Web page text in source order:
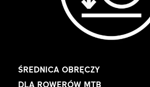
ŚREDNICA OBRĘCZY
DLA ROWERÓW MTB